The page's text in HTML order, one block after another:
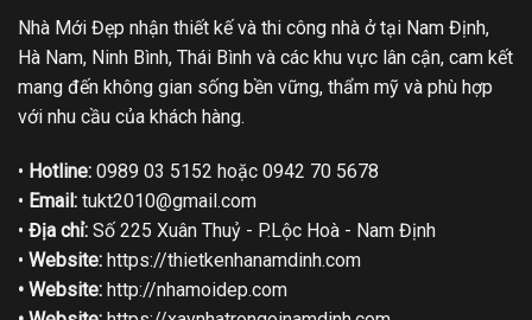
Nhà Mới Đẹp nhận thiết kế và thi công nhà ở tại Nam Định,
Hà Nam, Ninh Bình, Thái Bình và các khu vực lân cận, cam kết
mang đến không gian sống bền vững, thẩm mỹ và phù hợp
với nhu cầu của khách hàng.
• Hotline: 0989 03 5152 hoặc 0942 70 5678
• Email: tukt2010@gmail.com
• Địa chỉ: Số 225 Xuân Thuỷ - P.Lộc Hoà - Nam Định
• Website: https://thietkenhanamdinh.com
• Website: http://nhamoidep.com